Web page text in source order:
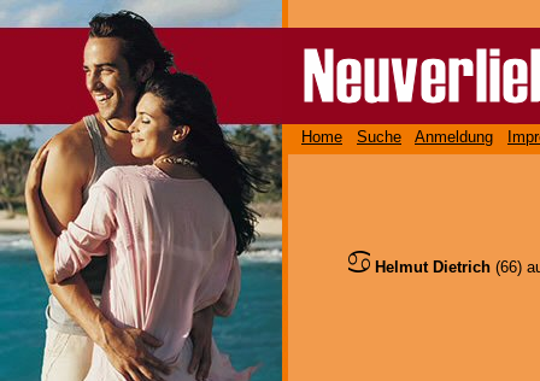
Home Suche Anmeldung
Helmut Dietrich(66)